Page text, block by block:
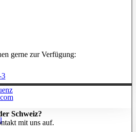
gerne zur Verfügung:
3
Schweiz?
mit uns auf.